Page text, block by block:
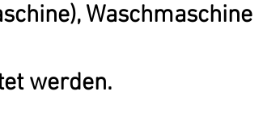
Waschmaschine
werden.